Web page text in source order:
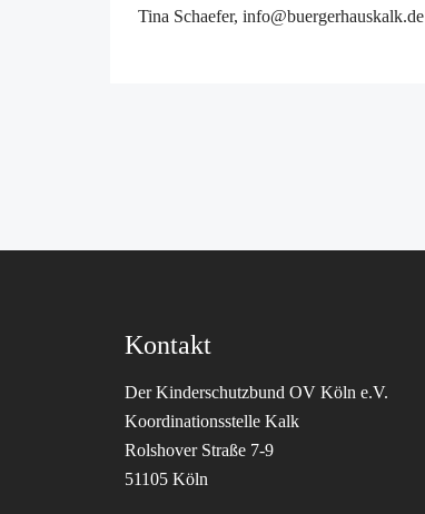
Tina Schaefer, info@buergerhauskalk.de
Kontakt
Der Kinderschutzbund OV Köln e.V.
Koordinationsstelle Kalk
Rolshover Straße 7-9
51105 Köln